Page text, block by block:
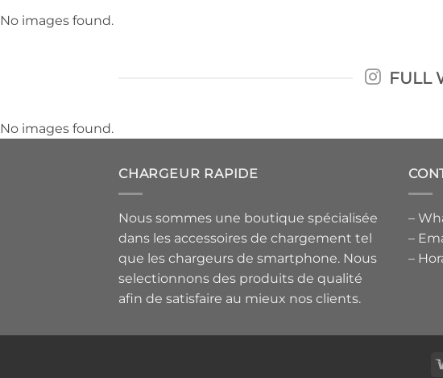
No images found.
FULL
No images found.
CHARGEUR RAPIDE
Nous sommes une boutique spécialisée
dans les accessoires de chargement tel
que les chargeurs de smartphone. Nous
selectionnons des produits de qualité
afin de satisfaire au mieux nos clients.
–
–
–